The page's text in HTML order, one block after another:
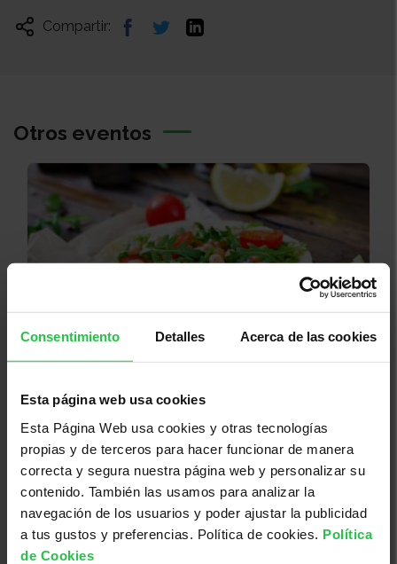
Consentimiento Detalles Acerca de las cookies
Esta página web usa cookies
Esta Página Web usa cookies y otras tecnologías
propias y de terceros para hacer funcionar de manera
correcta y segura nuestra página web y personalizar su
contenido. También las usamos para analizar la
navegación de los usuarios y poder ajustar la publicidad
a tus gustos y preferencias. Política de cookies. Política
de Cookies
Compartir:
Otros eventos
13/08/2026
XI concurs solidari d'albergínies
plenes i coques - Ciutadella